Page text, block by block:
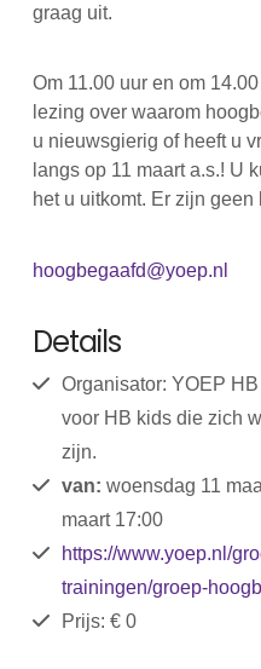
graag uit.
Om 11.00 uur en om
lezing over waarom
u nieuwsgierig of heeft u
langs op 11 maart a.s.! U
het u uitkomt. Er zijn
hoogbegaafd@yoep.nl
Details
Organisator: YOEP
voor HB kids die zich
zijn.
van: woensdag 11
maart 17:00
https://www.yoep.nl/
trainingen/groep-
Prijs: € 0